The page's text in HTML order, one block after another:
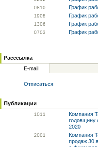
0810 График
1908 График
1306 График
0703 График
Расссылка
E-mail
Отписаться
Публикации
1011
Компания
годовщину
2020
2001
Компания
продаж 30